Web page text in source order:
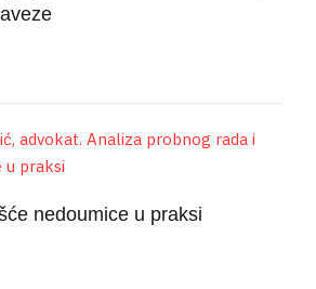
nedoumice u praksi